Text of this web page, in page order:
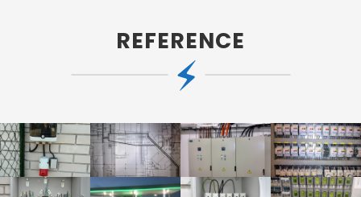
REFERENCE